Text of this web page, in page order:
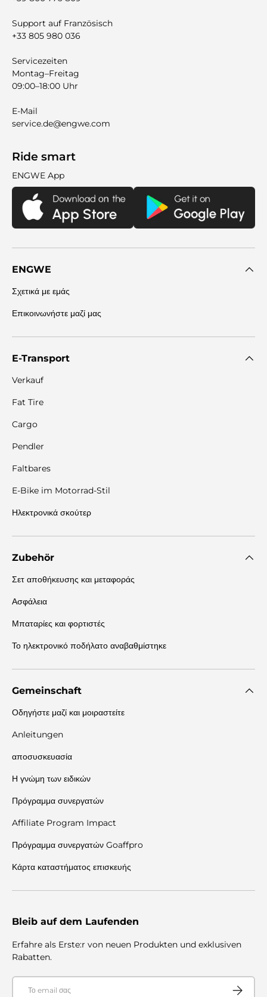
Support auf Französisch
+33 805 980 036
Servicezeiten
Montag–Freitag
09:00–18:00 Uhr
E-Mail
service.de@engwe.com
Ride smart
ENGWE App
ENGWE
Σχετικά με εμάς
Επικοινωνήστε μαζί μας
E-Transport
Verkauf
Fat Tire
Cargo
Pendler
Faltbares
E-Bike im Motorrad-Stil
Ηλεκτρονικά σκούτερ
Zubehör
Σετ αποθήκευσης και μεταφοράς
Ασφάλεια
Μπαταρίες και φορτιστές
Το ηλεκτρονικό ποδήλατο αναβαθμίστηκε
Gemeinschaft
Οδηγήστε μαζί και μοιραστείτε
Anleitungen
αποσυσκευασία
Η γνώμη των ειδικών
Πρόγραμμα συνεργατών
Affiliate Program Impact
Πρόγραμμα συνεργατών Goaffpro
Κάρτα καταστήματος επισκευής
Bleib auf dem Laufenden
Erfahre als Erste:r von neuen Produkten und exklusiven
Rabatten.
E-mail